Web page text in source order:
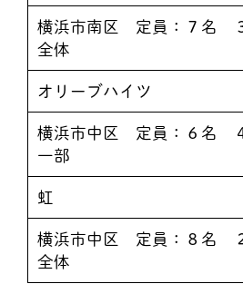
横浜市南区 定員：７名
全体
オリーブハイツ
横浜市中区 定員：６名
一部
虹
横浜市中区 定員：８名
全体